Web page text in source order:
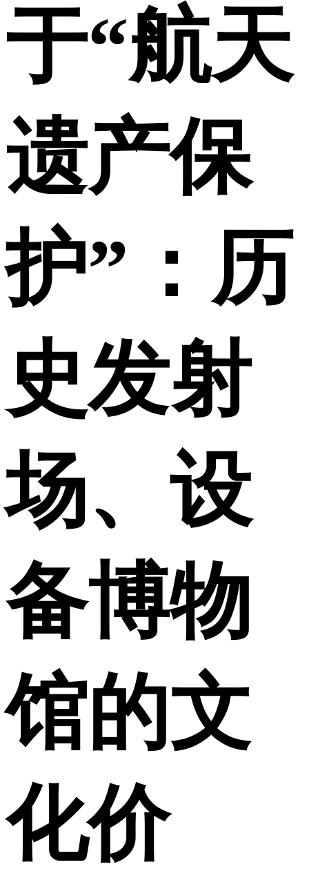
于“航天
遗产保
护”：历
史发射
场、设
备博物
馆的文
化价